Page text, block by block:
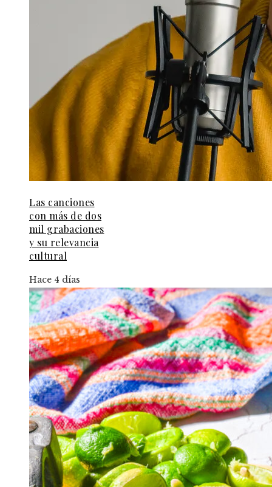
Las canciones
con más de dos
mil grabaciones
y su relevancia
cultural
Hace 4 días